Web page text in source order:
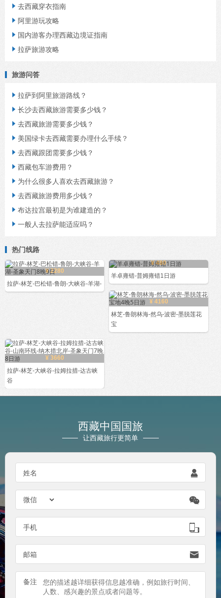
 去西藏穿衣指南
 阿里游玩攻略
 国内游客办理西藏边境证指南
 拉萨旅游攻略
旅游问答
 拉萨到阿里旅游路线？
 长沙去西藏旅游需要多少钱？
 去西藏旅游需要多少钱？
 美国绿卡去西藏需要办理什么手续？
 去西藏跟团需要多少钱？
 西藏包车游费用？
 为什么很多人喜欢去西藏旅游？
 去西藏旅游费用多少钱？
 布达拉宫最初是为谁建造的？
 一般人去拉萨能适应吗？
热门线路
¥ 2280
拉萨-林芝-巴松错-鲁朗-大峡谷-羊湖-
¥ 480
羊卓雍错-普姆雍错1日游
¥ 4160
林芝-鲁朗林海-然乌-波密-墨脱莲花
宝
¥ 3660
拉萨-林芝-大峡谷-拉姆拉措-达古峡
谷
西藏中国国旅
让西藏旅行更简单
姓名 

手机 
邮箱 
备注